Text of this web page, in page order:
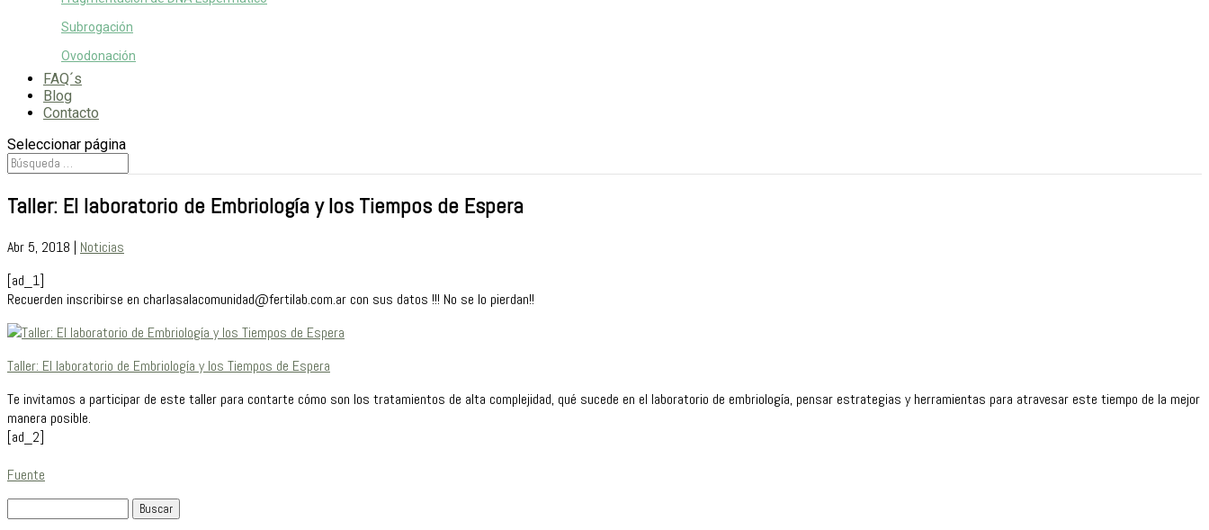
Subrogación
Ovodonación
FAQ´s
Blog
Contacto
Seleccionar página
Taller: El laboratorio de Embriología y los Tiempos de Espera
Abr 5, 2018 | Noticias
[ad_1]
Recuerden inscribirse en charlasalacomunidad@fertilab.com.ar con sus datos !!! No se lo pierdan!!
Taller: El laboratorio de Embriología y los Tiempos de Espera
Te invitamos a participar de este taller para contarte cómo son los tratamientos de alta complejidad, qué sucede en el laboratorio de embriología, pensar estrategias y herramientas para atravesar este tiempo de la mejor
manera posible.
[ad_2]
Fuente